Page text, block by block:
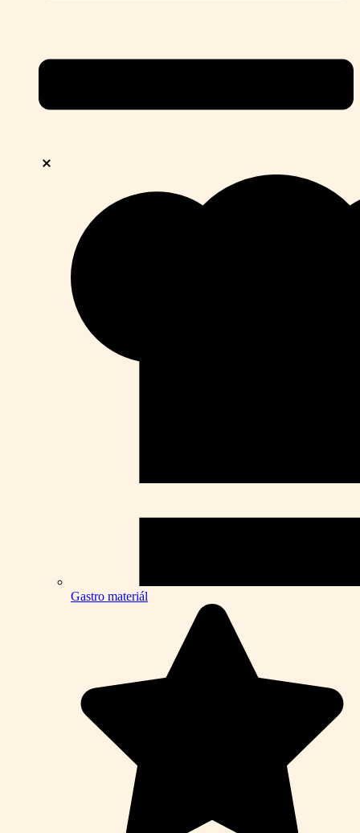
Gastro materiál